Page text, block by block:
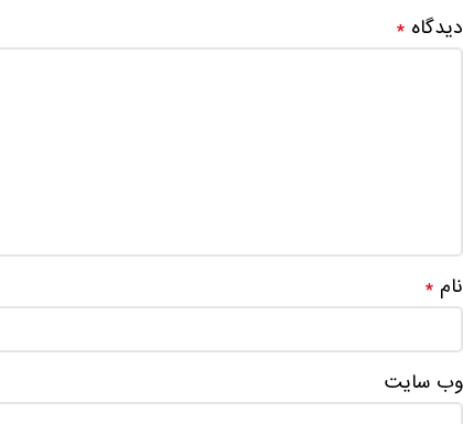
دیدگاه *
نام *
وب‌ سایت